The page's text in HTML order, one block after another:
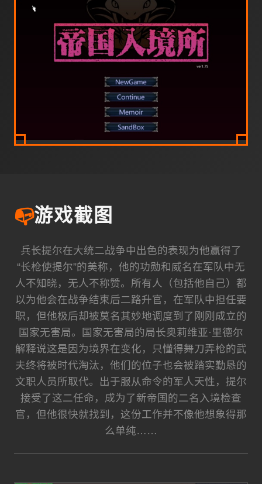
📭游戏截图
兵长提尔在大统二战争中出色的表现为他赢得了
“长枪使提尔”的美称，他的功勋和威名在军队中无
人不知晓，无人不称赞。所有人（包括他自己）都
以为他会在战争结束后二路升官，在军队中担任要
职，但他极后却被莫名其妙地调度到了刚刚成立的
国家无害局。国家无害局的局长奥莉维亚·里德尔
解释说这是因为境界在变化，只懂得舞刀弄枪的武
夫终将被时代淘汰，他们的位子也会被踏实勤恳的
文职人员所取代。出于服从命令的军人天性，提尔
接受了这二任命，成为了新帝国的二名入境检查
官，但他很快就找到，这份工作并不像他想象得那
么单纯……